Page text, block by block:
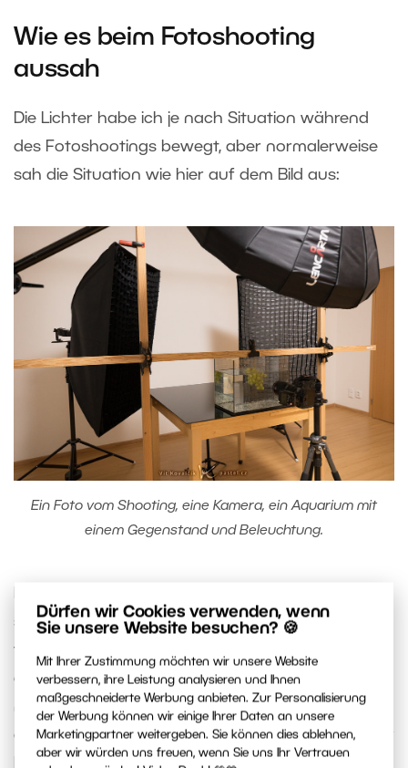
Dürfen wir Cookies verwenden, wenn
Sie unsere Website besuchen? 🍪
Mit Ihrer Zustimmung möchten wir unsere Website
verbessern, ihre Leistung analysieren und Ihnen
maßgeschneiderte Werbung anbieten. Zur Personalisierung
der Werbung können wir einige Ihrer Daten an unsere
Marketingpartner weitergeben. Sie können dies ablehnen,
aber wir würden uns freuen, wenn Sie uns Ihr Vertrauen
Wie es beim Fotoshooting
aussah
Die Lichter habe ich je nach Situation während
des Fotoshootings bewegt, aber normalerweise
sah die Situation wie hier auf dem Bild aus:
Ein Foto vom Shooting, eine Kamera, ein Aquarium mit
einem Gegenstand und Beleuchtung.
sichtbar, beachten Sie jedoch die Beine des
vierten Standes unter dem Tisch. Da ist ein Blitz
drauf, den ich auf die Wand gerichtet habe. Je
nachdem, ob es blinkt oder nicht, kann ich
entscheiden, ob der Hintergrund hinter dem Motiv
hell oder dunkel ist. Bei Verwendung von